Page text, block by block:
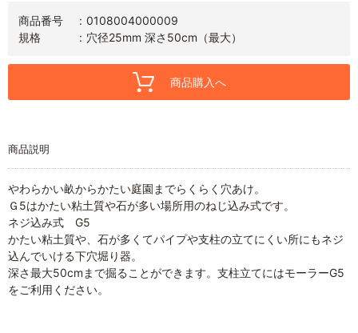
商品番号
0108004000009
規格
穴径25mm 深さ50cm（最大）
商品購入へ
商品説明
やわらかい畝からかたい庭園までらくらく穴あけ。
Ｇ5はかたい粘土質や石が多い場所用のねじ込み式です。
ネジ込み式 G5
かたい粘土質や、石が多くてパイプや支柱の立てにくい所にもネジ
込んでいける下穴堀り器。
深さ最大50cmまで掘ることができます。支柱立てにはモーラーG5
をご利用ください。